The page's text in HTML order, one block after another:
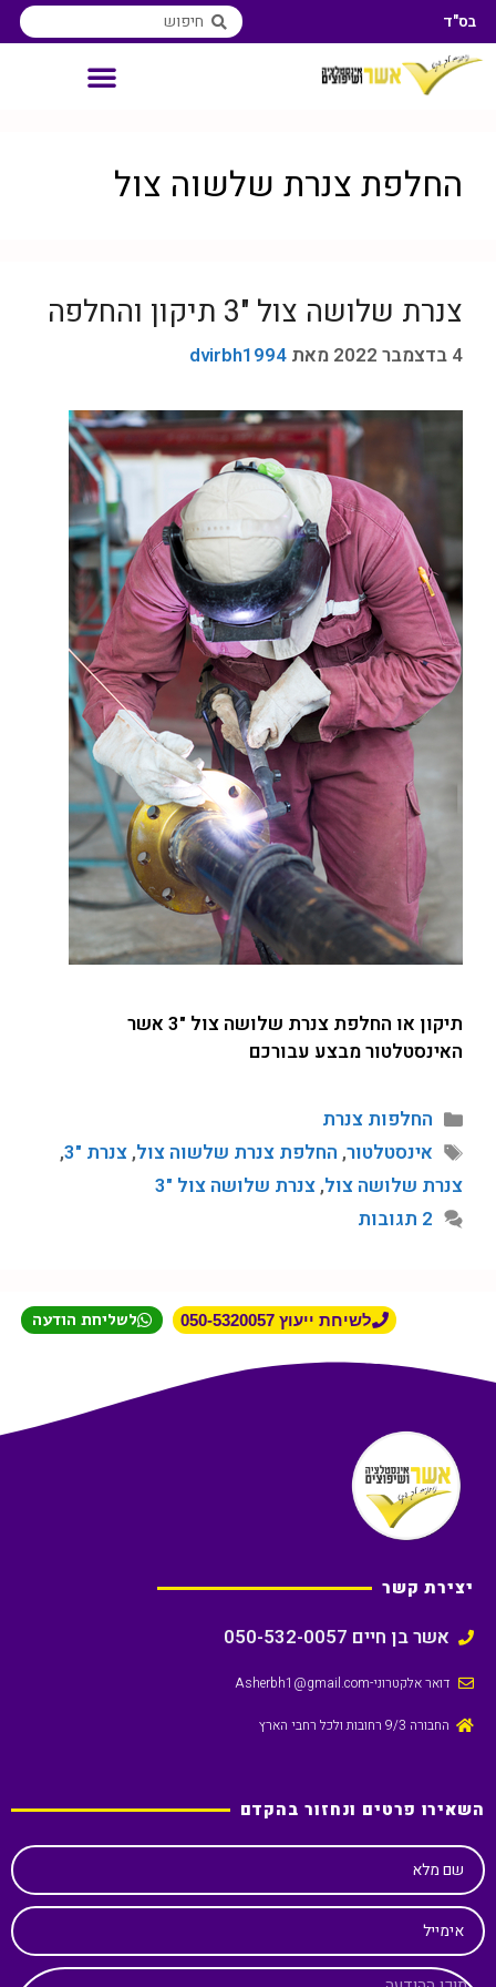
בס"ד
החלפת צנרת שלשוה צול
צנרת שלושה צול "3 תיקון והחלפה
4 בדצמבר 2022 מאת dvirbh1994
תיקון או החלפת צנרת שלושה צול "3 אשר
האינסטלטור מבצע עבורכם
החלפות צנרת
אינסטלטור, החלפת צנרת שלשוה צול,צנרת "3 ,
צנרת שלושה צול,צנרת שלושה צול "3
2 תגובות
לשיחת ייעוץ 050-5320057 לשליחת הודעה
יצירת קשר
אשר בן חיים 050-532-0057
דואר אלקטרוני-Asherbh1@gmail.com
החבורה 9/3 רחובות ולכל רחבי הארץ
השאירו פרטים ונחזור בהקדם
שם מלא
אימייל